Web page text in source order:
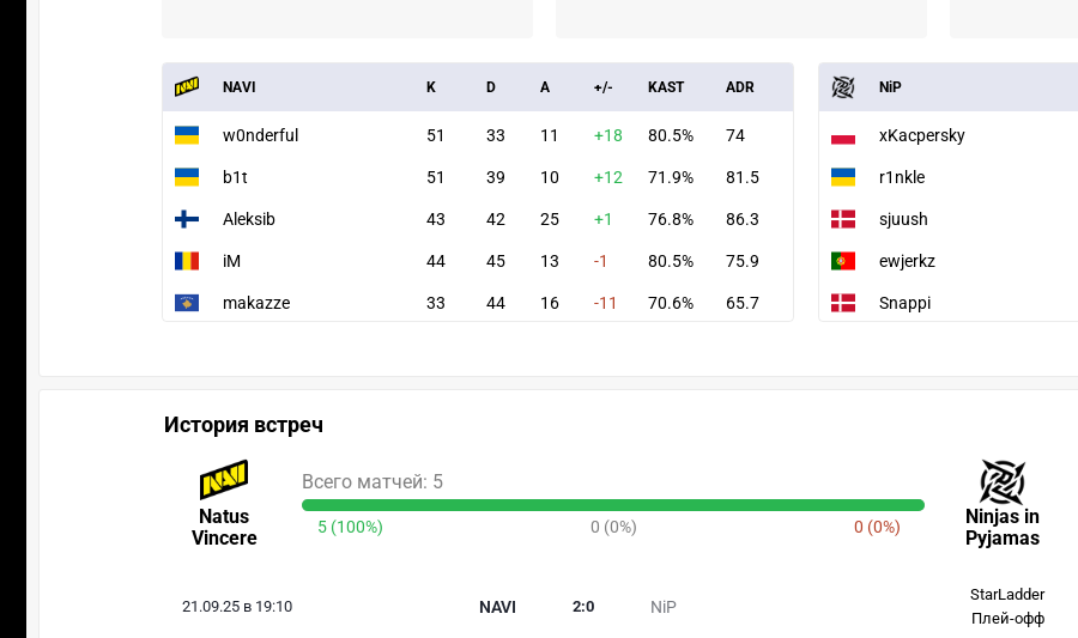
NAVI K D A +/- KAST ADR
w0nderful 51 33 11 +18 80.5% 74
b1t 51 39 10 +12 71.9% 81.5
Aleksib 43 42 25 +1 76.8% 86.3
iM 44 45 13 -1 80.5% 75.9
makazze 33 44 16 -11 70.6% 65.7
NiP
xKacpersky
r1nkle
sjuush
ewjerkz
Snappi
История встреч
Natus
Vincere
Ninjas in
Pyjamas
Всего матчей: 5
5 (100%) 0 (0%) 0 (0%)
21.09.25 в 19:10 NAVI NiP
2:0
StarLadder
Плей-офф